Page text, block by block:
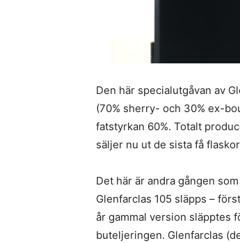
Den här specialutgåvan av
(70% sherry- och 30% ex-
fatstyrkan 60%. Totalt
säljer nu ut de sista få
Det här är andra gången
Glenfarclas 105 släpps –
år gammal version släpptes
buteljeringen. Glenfarclas